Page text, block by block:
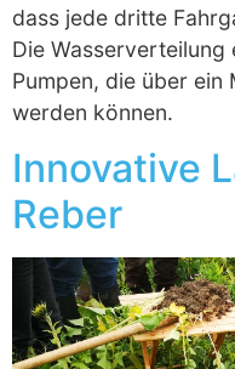
dass jede dritte
Die
Pumpen, die über
werden können.
Innovative
Reber